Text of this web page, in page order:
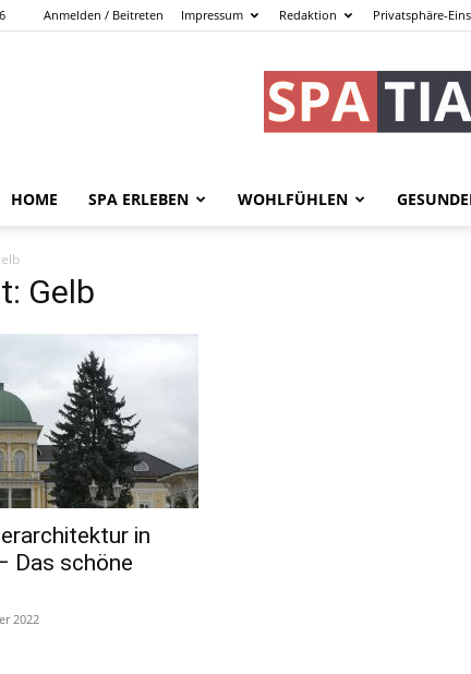
Anmelden / Beitreten Impressum Redaktion Privatsphäre-
HOME SPA ERLEBEN WOHLFÜHLEN
Gelb
in
Das schöne
2022